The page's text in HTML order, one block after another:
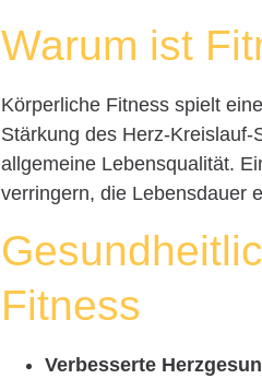
Warum ist
Körperliche Fitness spielt
Stärkung des Herz-
allgemeine Lebensqualität.
verringern, die Lebensdauer
Fitness
Verbesserte